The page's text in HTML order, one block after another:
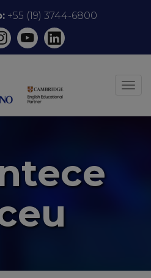
+55 (19) 3744-6800